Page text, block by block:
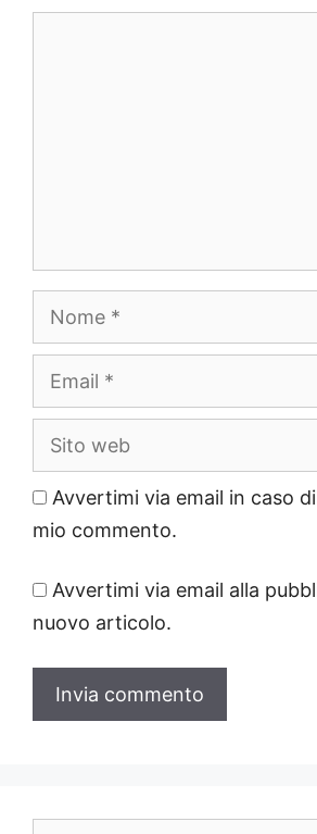
Sito
Avvertimi via email in caso
mio commento.
Avvertimi via email alla
nuovo articolo.